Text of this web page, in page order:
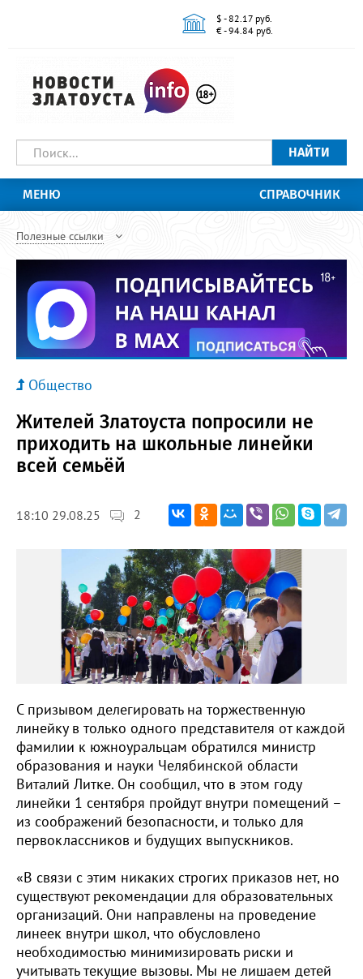
$ - 82.17 руб.
€ - 94.84 руб.
НАЙТИ
МЕНЮ СПРАВОЧНИК
Полезные ссылки
Общество
Жителей Златоуста попросили не
приходить на школьные линейки
всей семьёй
18:10 29.08.25 2
С призывом делегировать на торжественную
линейку в только одного представителя от каждой
фамилии к южноуральцам обратился министр
образования и науки Челябинской области
Виталий Литке. Он сообщил, что в этом году
линейки 1 сентября пройдут внутри помещений –
из соображений безопасности, и только для
первоклассников и будущих выпускников.
«В связи с этим никаких строгих приказов нет, но
существуют рекомендации для образовательных
организаций. Они направлены на проведение
линеек внутри школ, что обусловлено
необходимостью минимизировать риски и
учитывать текущие вызовы. Мы не лишаем детей